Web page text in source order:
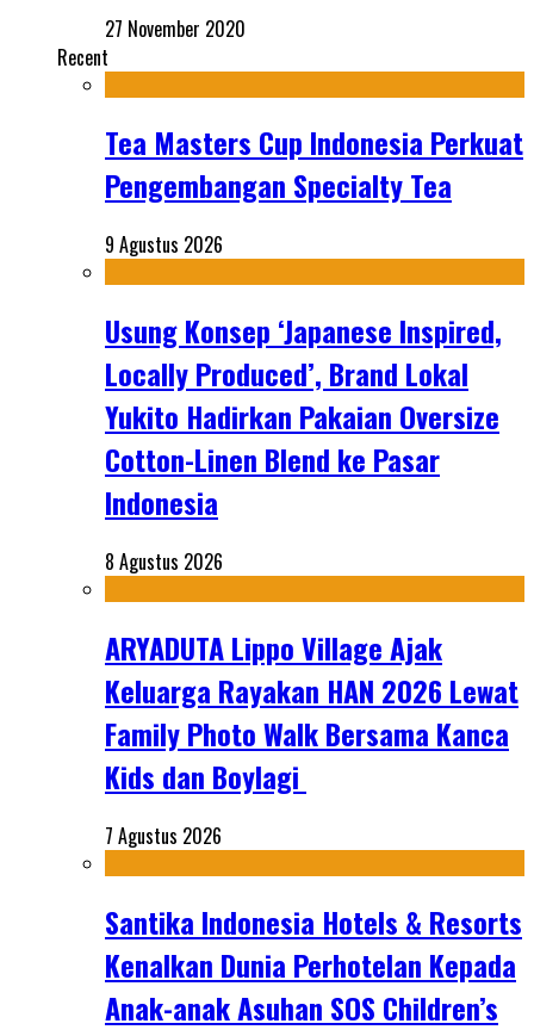
27 November 2020
Recent
Tea Masters Cup Indonesia Perkuat
Pengembangan Specialty Tea
9 Agustus 2026
Usung Konsep ‘Japanese Inspired,
Locally Produced’, Brand Lokal
Yukito Hadirkan Pakaian Oversize
Cotton-Linen Blend ke Pasar
Indonesia
8 Agustus 2026
ARYADUTA Lippo Village Ajak
Keluarga Rayakan HAN 2026 Lewat
Family Photo Walk Bersama Kanca
Kids dan Boylagi
7 Agustus 2026
Santika Indonesia Hotels & Resorts
Kenalkan Dunia Perhotelan Kepada
Anak-anak Asuhan SOS Children’s